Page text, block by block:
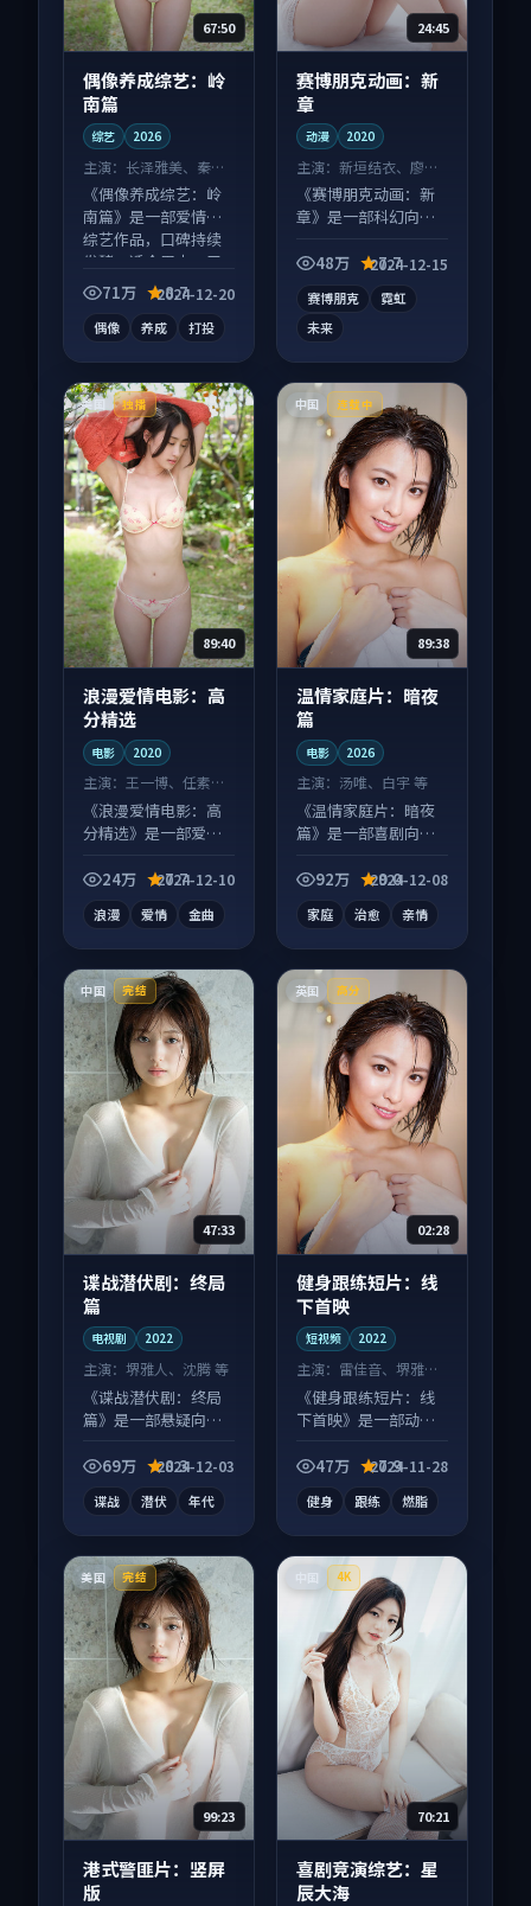
67:50
偶像养成综艺：岭
南篇
综艺 2026
主演： 长泽雅美、秦昊
等
《偶像养成综艺：岭
南篇》是一部爱情向
综艺作品，口碑持续
发酵，适合周末一口
气刷完。
71万 8.7
2024-12-20
偶像 养成 打投
24:45
赛博朋克动画：新
章
动漫 2020
主演：新垣结衣、廖凡
等
《赛博朋克动画：新
章》是一部科幻向动
高，适合配弹幕观
48万 7.7
2024-12-15
赛博朋克
霓虹
未来
美国 独播
89:40
浪漫爱情电影：高
分精选
电影 2020
主演： 王一博、任素汐
等
《浪漫爱情电影：高
分精选》是一部爱情
凑信息量大，适合沉
24万 7.7
2024-12-10
浪漫 爱情 金曲
中国 连载中
89:38
温情家庭片：暗夜
篇
电影 2026
主演： 汤唯、白宇 等
《温情家庭片：暗夜
篇》是一部喜剧向电
层推进，尾声常有情
92万 9.0
2024-12-08
家庭 治愈 亲情
中国 完结
47:33
谍战潜伏剧：终局
篇
电视剧 2022
主演： 堺雅人、沈腾 等
《谍战潜伏剧：终局
篇》是一部悬疑向电
别错过，字幕区常有
69万 8.3
2024-12-03
谍战 潜伏 年代
英国 高分
02:28
健身跟练短片：线
下首映
短视频 2022
主演： 雷佳音、堺雅人
等
《健身跟练短片：线
下首映》是一部动作
叙事并行，细节值得
47万 7.9
2024-11-28
健身 跟练 燃脂
美国 完结
99:23
港式警匪片：竖屏
版
4K
70:21
喜剧竞演综艺：星
辰大海